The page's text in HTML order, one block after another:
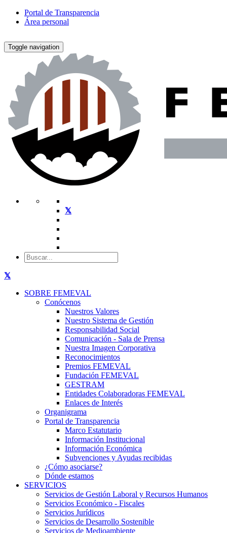
Portal de Transparencia
Área personal
Toggle navigation
SOBRE FEMEVAL
Conócenos
Nuestros Valores
Nuestro Sistema de Gestión
Responsabilidad Social
Comunicación - Sala de Prensa
Nuestra Imagen Corporativa
Reconocimientos
Premios FEMEVAL
Fundación FEMEVAL
GESTRAM
Entidades Colaboradoras FEMEVAL
Enlaces de Interés
Organigrama
Portal de Transparencia
Marco Estatutario
Información Institucional
Información Económica
Subvenciones y Ayudas recibidas
¿Cómo asociarse?
Dónde estamos
SERVICIOS
Servicios de Gestión Laboral y Recursos Humanos
Servicios Económico - Fiscales
Servicios Jurídicos
Servicios de Desarrollo Sostenible
Servicios de Medioambiente